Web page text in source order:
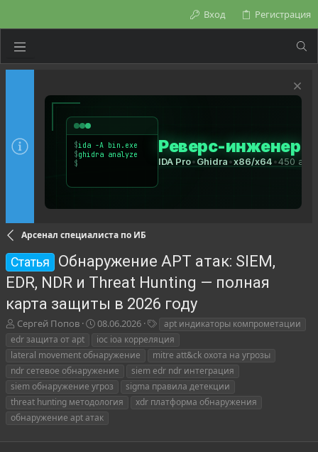
Вход Регистрация
Арсенал специалиста по ИБ
Статья
Обнаружение APT атак: SIEM,
EDR, NDR и Threat Hunting — полная
карта защиты в 2026 году
А
в
о
р
т
е
м
ы
Сергей Попов
Д
а
а
н
а
ч
л
08.06.2026
е
г
и
apt индикаторы компрометации
edr защита от apt
ioc ioa корреляция
lateral movement обнаружение
mitre att&ck охота на угрозы
ndr сетевое обнаружение
siem edr ndr интеграция
siem обнаружение угроз
sigma правила детекции
threat hunting методология
xdr платформа обнаружения
обнаружение apt атак